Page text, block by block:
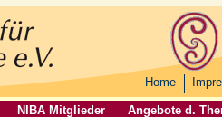
Home
NIBA Mitglieder Angebote d.